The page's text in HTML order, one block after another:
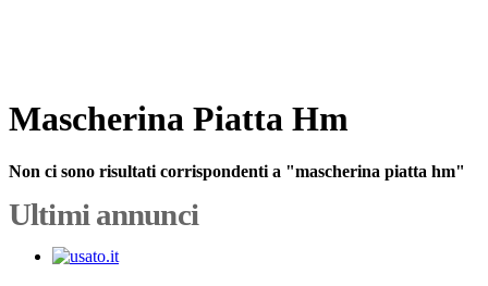
Mascherina Piatta Hm
Non ci sono risultati corrispondenti a "mascherina piatta hm"
Ultimi annunci